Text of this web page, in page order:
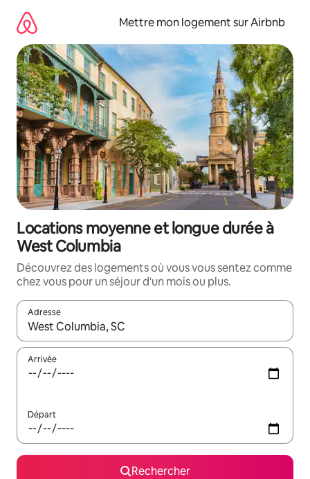
directement
contenu
Mettre mon logement sur Airbnb
Locations moyenne et longue durée à
West Columbia
Découvrez des logements où vous vous sentez comme
chez vous pour un séjour d'un mois ou plus.
Adresse
Lorsque les résultats s'affichent, utilisez les flèches vers le
Arrivée
Départ
Rechercher